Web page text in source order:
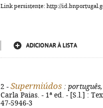
Link persistente: http://
ADICIONAR À LISTA
2 - Supermiúdos :
Carla Paias. - 1ª ed. - [S.l.] :
47-5946-3